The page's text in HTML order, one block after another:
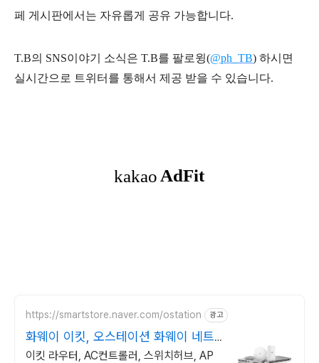
페 게시판에서는 자유롭게 공유 가능합니다.
T.B의 SNS이야기 소식은 T.B를 팔로윙(@ph_TB) 하시면
실시간으로 트위터를 통해서 제공 받을 수 있습니다.
https://smartstore.naver.com/ostation 광고
화웨이 이킷, 오스테이션 화웨이 네트
워크부문 전문업체
이킷 라우터, AC컨트롤러, 스위치허브, AP